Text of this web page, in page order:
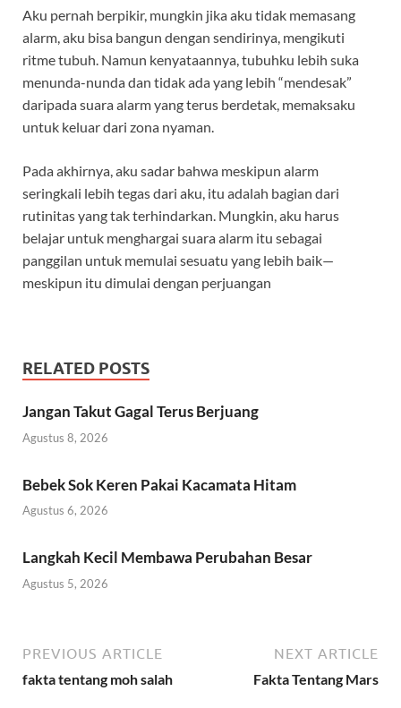
Aku pernah berpikir, mungkin jika aku tidak memasang
alarm, aku bisa bangun dengan sendirinya, mengikuti
ritme tubuh. Namun kenyataannya, tubuhku lebih suka
menunda-nunda dan tidak ada yang lebih “mendesak”
daripada suara alarm yang terus berdetak, memaksaku
untuk keluar dari zona nyaman.
Pada akhirnya, aku sadar bahwa meskipun alarm
seringkali lebih tegas dari aku, itu adalah bagian dari
rutinitas yang tak terhindarkan. Mungkin, aku harus
belajar untuk menghargai suara alarm itu sebagai
panggilan untuk memulai sesuatu yang lebih baik—
meskipun itu dimulai dengan perjuangan
RELATED POSTS
Jangan Takut Gagal Terus Berjuang
Agustus 8, 2026
Bebek Sok Keren Pakai Kacamata Hitam
Agustus 6, 2026
Langkah Kecil Membawa Perubahan Besar
Agustus 5, 2026
PREVIOUS ARTICLE
fakta tentang moh salah
NEXT ARTICLE
Fakta Tentang Mars